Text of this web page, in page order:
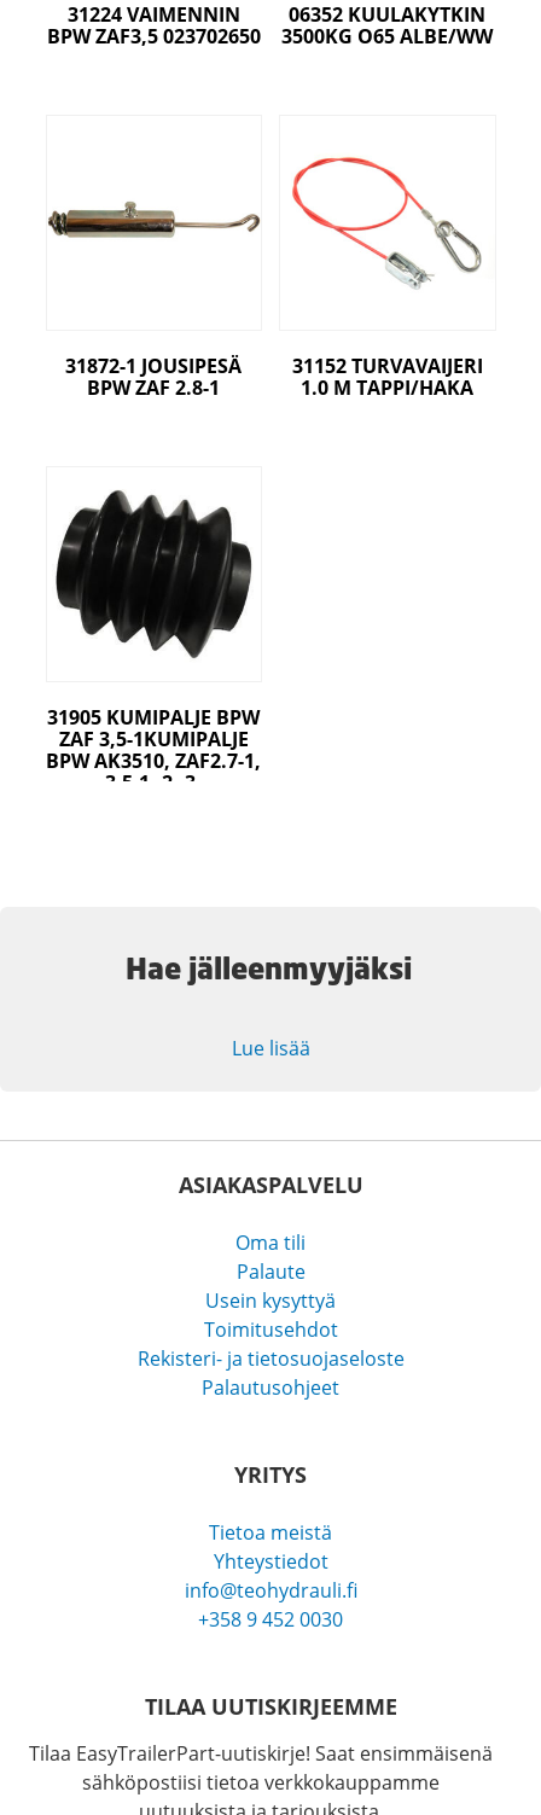
31224 VAIMENNIN
BPW ZAF3,5 023702650
06352 KUULAKYTKIN
3500KG O65 ALBE/WW
31872-1 JOUSIPESÄ
BPW ZAF 2.8-1
31152 TURVAVAIJERI
1.0 M TAPPI/HAKA
31905 KUMIPALJE BPW
ZAF 3,5-1KUMIPALJE
BPW AK3510, ZAF2.7-1,
3.5-1,-2,-3,
Hae jälleenmyyjäksi
Lue lisää
ASIAKASPALVELU
Oma tili
Palaute
Usein kysyttyä
Toimitusehdot
Rekisteri- ja tietosuojaseloste
Palautusohjeet
YRITYS
Tietoa meistä
Yhteystiedot
info@teohydrauli.fi
+358 9 452 0030
TILAA UUTISKIRJEEMME
Tilaa EasyTrailerPart-uutiskirje! Saat ensimmäisenä
sähköpostiisi tietoa verkkokauppamme